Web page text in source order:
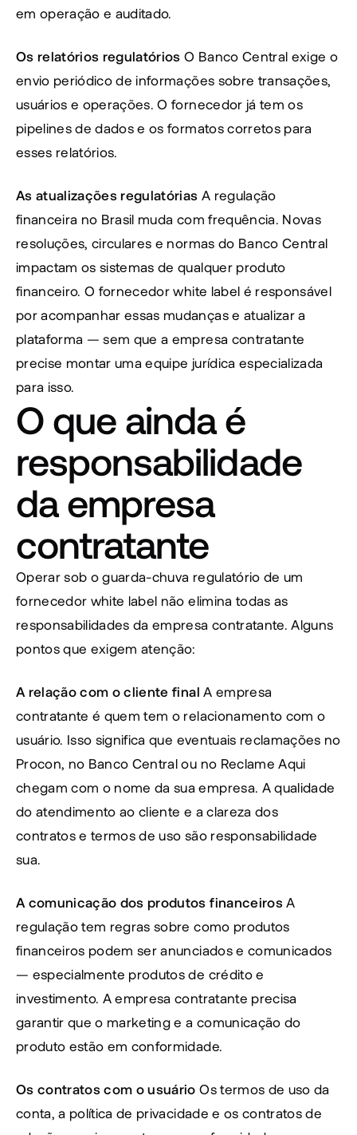
em operação e auditado.
Os relatórios regulatórios O Banco Central exige o
envio periódico de informações sobre transações,
usuários e operações. O fornecedor já tem os
pipelines de dados e os formatos corretos para
esses relatórios.
As atualizações regulatórias A regulação
financeira no Brasil muda com frequência. Novas
resoluções, circulares e normas do Banco Central
impactam os sistemas de qualquer produto
financeiro. O fornecedor white label é responsável
por acompanhar essas mudanças e atualizar a
plataforma — sem que a empresa contratante
precise montar uma equipe jurídica especializada
para isso.
O que ainda é
responsabilidade
da empresa
contratante
Operar sob o guarda-chuva regulatório de um
fornecedor white label não elimina todas as
responsabilidades da empresa contratante. Alguns
pontos que exigem atenção:
A relação com o cliente final A empresa
contratante é quem tem o relacionamento com o
usuário. Isso significa que eventuais reclamações no
Procon, no Banco Central ou no Reclame Aqui
chegam com o nome da sua empresa. A qualidade
do atendimento ao cliente e a clareza dos
contratos e termos de uso são responsabilidade
sua.
A comunicação dos produtos financeiros A
regulação tem regras sobre como produtos
financeiros podem ser anunciados e comunicados
— especialmente produtos de crédito e
investimento. A empresa contratante precisa
garantir que o marketing e a comunicação do
produto estão em conformidade.
Os contratos com o usuário Os termos de uso da
conta, a política de privacidade e os contratos de